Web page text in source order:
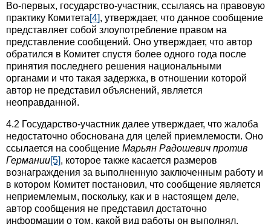
Во-первых, государство-участник, ссылаясь на правовую
практику Комитета[4], утверждает, что данное сообщение
представляет собой злоупотребление правом на
представление сообщений. Оно утверждает, что автор
обратился в Комитет спустя более одного года после
принятия последнего решения национальными
органами и что такая задержка, в отношении которой
автор не представил объяснений, является
неоправданной.
4.2 Государство-участник далее утверждает, что жалоба
недостаточно обоснована для целей приемлемости. Оно
ссылается на сообщение Марьян Радошевич против
Германии[5], которое также касается размеров
вознаграждения за выполненную заключенным работу и
в котором Комитет постановил, что сообщение является
неприемлемым, поскольку, как и в настоящем деле,
автор сообщения не представил достаточно
информации о том, какой вид работы он выполнял.